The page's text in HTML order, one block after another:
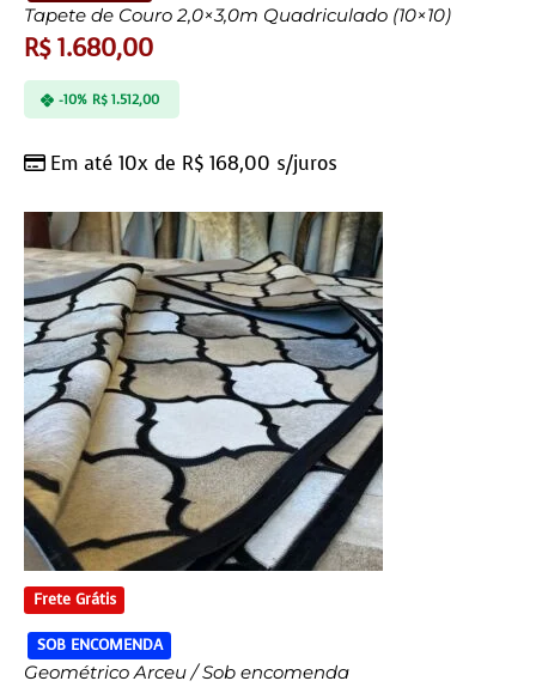
Tapete de Couro 2,0×3,0m Quadriculado (10×10)
R$1.680,00
Em até 10x de R$ 168,00 s/juros
-10% R$1.512,00
Frete Grátis
SOB ENCOMENDA
Geométrico Arceu / Sob encomenda